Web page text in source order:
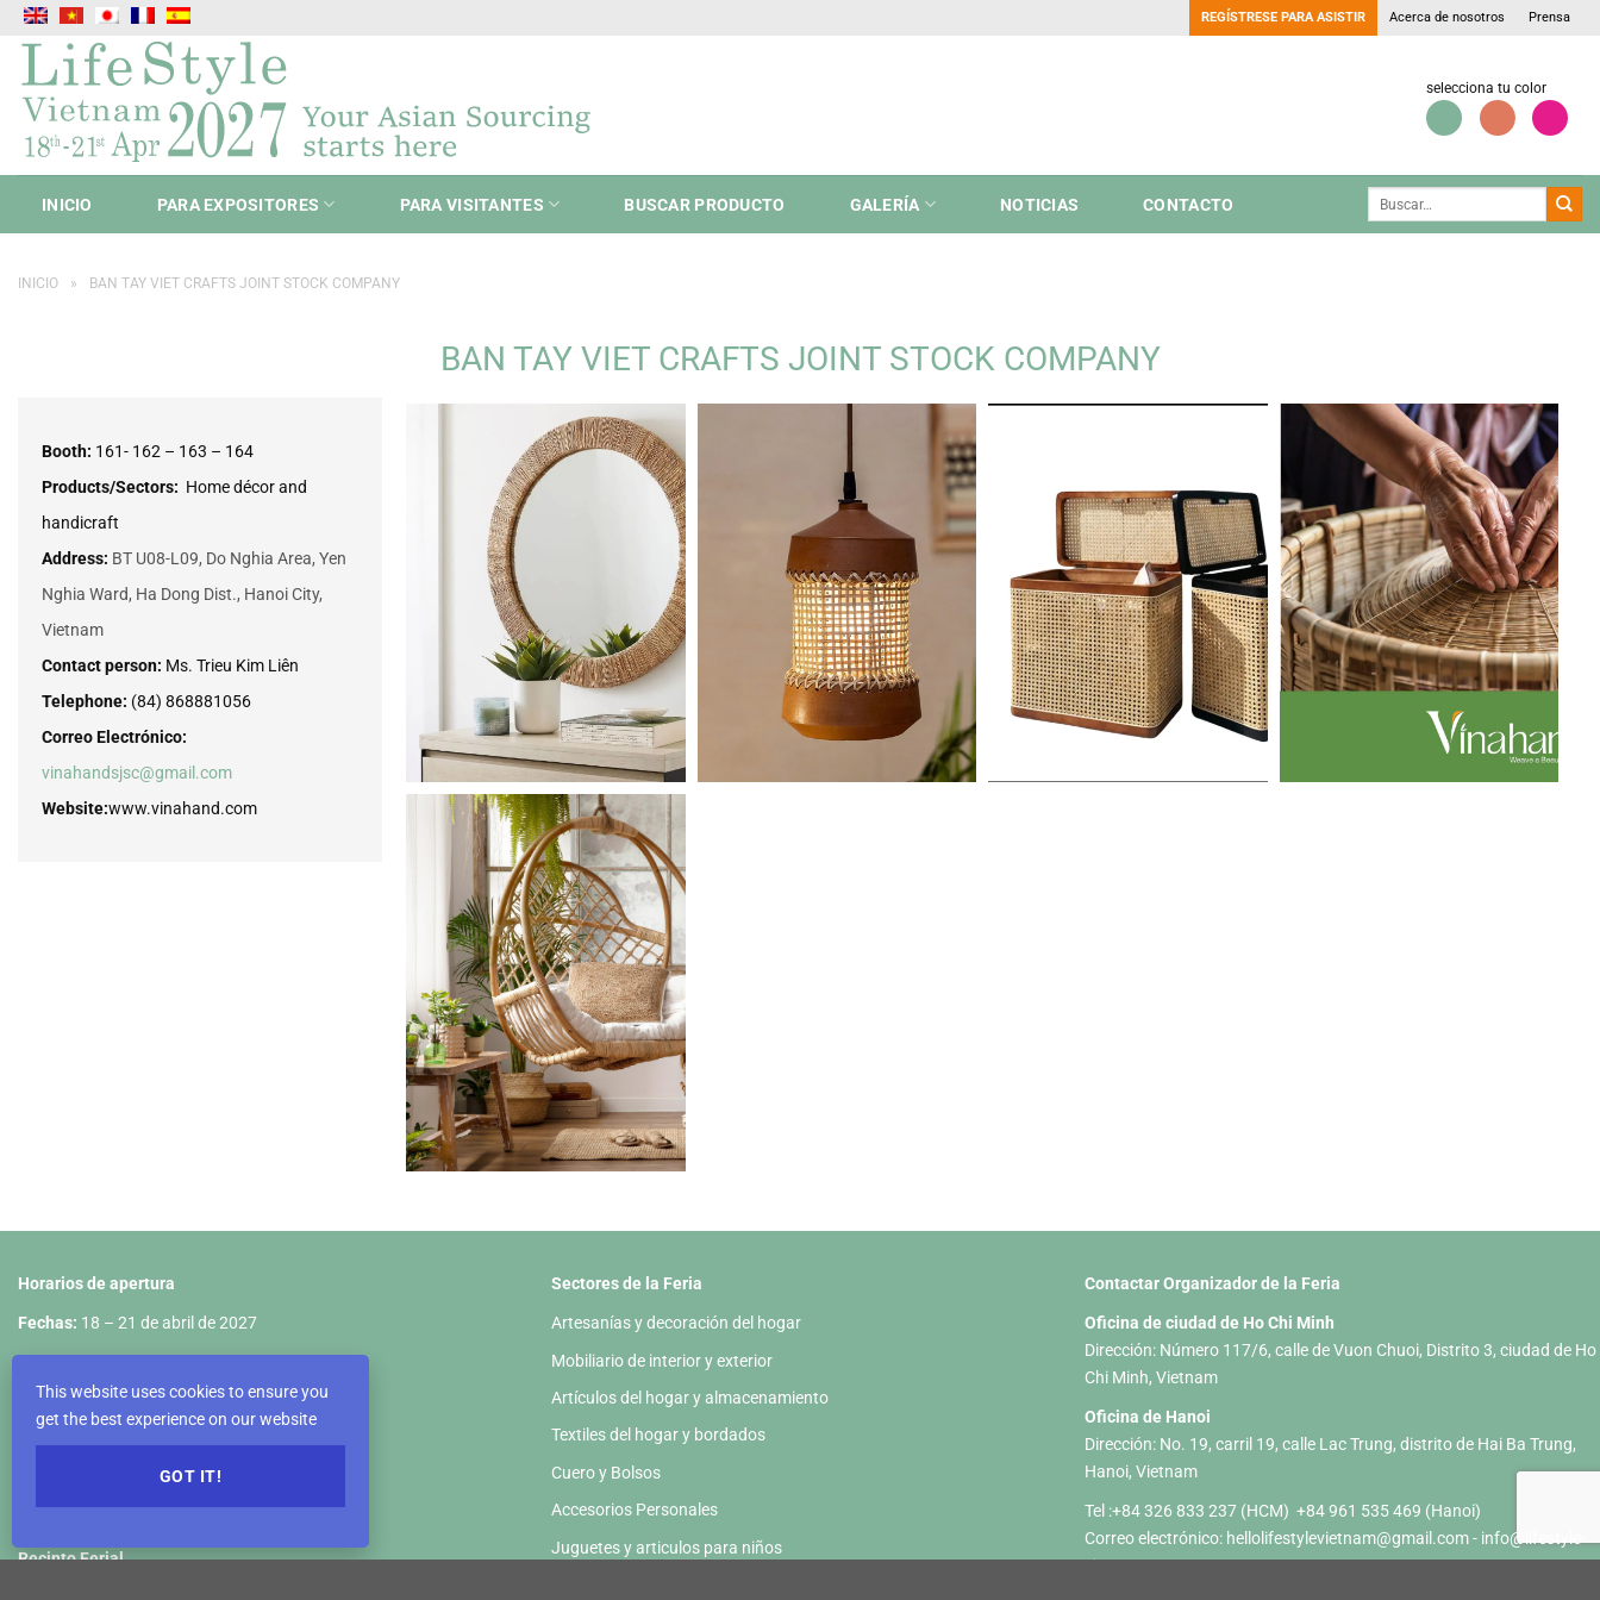
Saltar
contenido
REGÍSTRESE PARA ASISTIR Acerca de nosotros Prensa
selecciona tu color
INICIO PARA EXPOSITORES PARA VISITANTES BUSCAR PRODUCTO GALERÍA NOTICIAS CONTACTO
INICIO » BAN TAY VIET CRAFTS JOINT STOCK COMPANY
BAN TAY VIET CRAFTS JOINT STOCK COMPANY
Booth: 161- 162 – 163 – 164
Products/Sectors: Home décor and
handicraft
Address: BT U08-L09, Do Nghia Area, Yen
Nghia Ward, Ha Dong Dist., Hanoi City,
Vietnam
Contact person: Ms. Trieu Kim Liên
Telephone: (84) 868881056
Correo Electrónico:
vinahandsjsc@gmail.com
Website:www.vinahand.com
Horarios de apertura
Fechas: 18 – 21 de abril de 2027
19 de abril: 09:00 – 18:00
20 de abril: 09:00 – 18:00
21 de abril: 09:00 – 17:00
Recinto Ferial
Sectores de la Feria
Artesanías y decoración del hogar
Mobiliario de interior y exterior
Artículos del hogar y almacenamiento
Textiles del hogar y bordados
Cuero y Bolsos
Accesorios Personales
Juguetes y articulos para niños
Contactar Organizador de la Feria
Oficina de ciudad de Ho Chi Minh
Dirección: Número 117/6, calle de Vuon Chuoi, Distrito 3, ciudad de Ho
Chi Minh, Vietnam
Oficina de Hanoi
Dirección: No. 19, carril 19, calle Lac Trung, distrito de Hai Ba Trung,
Hanoi, Vietnam
Tel :+84 326 833 237 (HCM) +84 961 535 469 (Hanoi)
Correo electrónico: hellolifestylevietnam@gmail.com- info@lifestyle-
vietnam.com
This website uses cookies to ensure you
get the best experience on our website
GOT IT!